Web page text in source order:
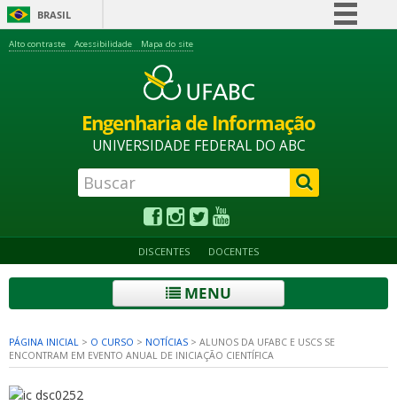
BRASIL
Acesso à informação
Canais
Alto contraste Acessibilidade Mapa do site
Engenharia de Informação
UNIVERSIDADE FEDERAL DO ABC
DISCENTES DOCENTES
MENU
PÁGINA INICIAL > O CURSO > NOTÍCIAS > ALUNOS DA UFABC E USCS SE
ENCONTRAM EM EVENTO ANUAL DE INICIAÇÃO CIENTÍFICA